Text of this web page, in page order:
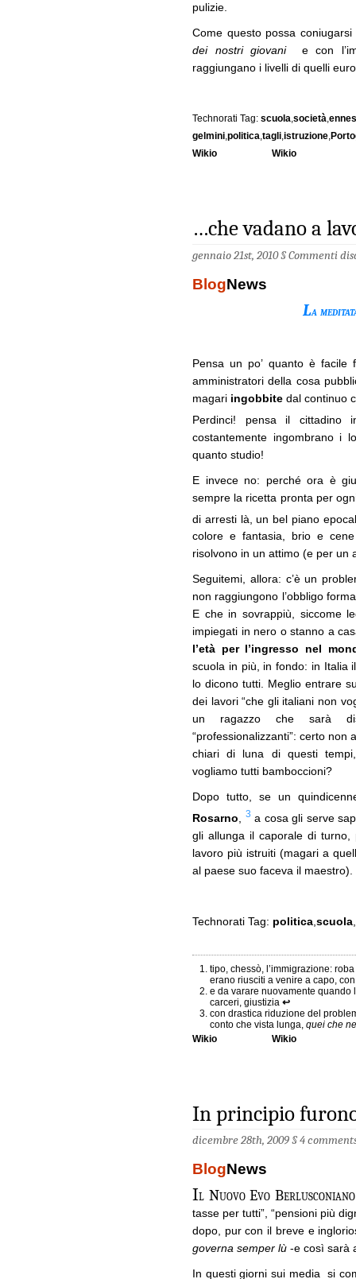
pulizie.
Come questo possa
dei nostri giovanie con
raggiungano i livelli di quelli
Technorati Tag: scuola,società,
gelmini,politica,tagli,istruzione,
Wikio
Wikio
…che vadano a
gennaio 21st, 2010 §Commenti
BlogNews
La
Pensa un po’ quanto è
amministratori della cosa
magari ingobbite dal continuo
Perdinci! pensa il cittadino
costantemente ingombrano i
quanto studio!
E invece no: perché ora è
sempre la ricetta pronta per
di arresti là, un bel piano
colore e fantasia, brio e
risolvono in un attimo (e per un
Seguitemi, allora: c’è un
non raggiungono l’obbligo
E che in sovrappiù, siccome
impiegati in nero o stanno a
l’età per l’ingresso nel
scuola in più, in fondo: in Italia
lo dicono tutti. Meglio entrare
dei lavori “che gli italiani non
un ragazzo che sarà
“professionalizzanti”: certo non
chiari di luna di questi
vogliamo tutti bamboccioni?
Dopo tutto, se un
Rosarno
3 a cosa gli serve
gli allunga il caporale di
lavoro più istruiti (magari a
al paese suo faceva il maestro).
Technorati Tag: politica scuola
tipo, chessò, l’immigrazione:
erano riusciti a venire a capo,
e da varare nuovamente quando
carceri, giustizia↩
con drastica riduzione del
conto che vista lunga,quei che
Wikio
Wikio
In principio
dicembre 28th, 2009 §4
BlogNews
Il Nuovo Evo
tasse per tutti”, “pensioni più
dopo, pur con il breve e
governa semper lù -e così sarà
In questi giorni sui media si